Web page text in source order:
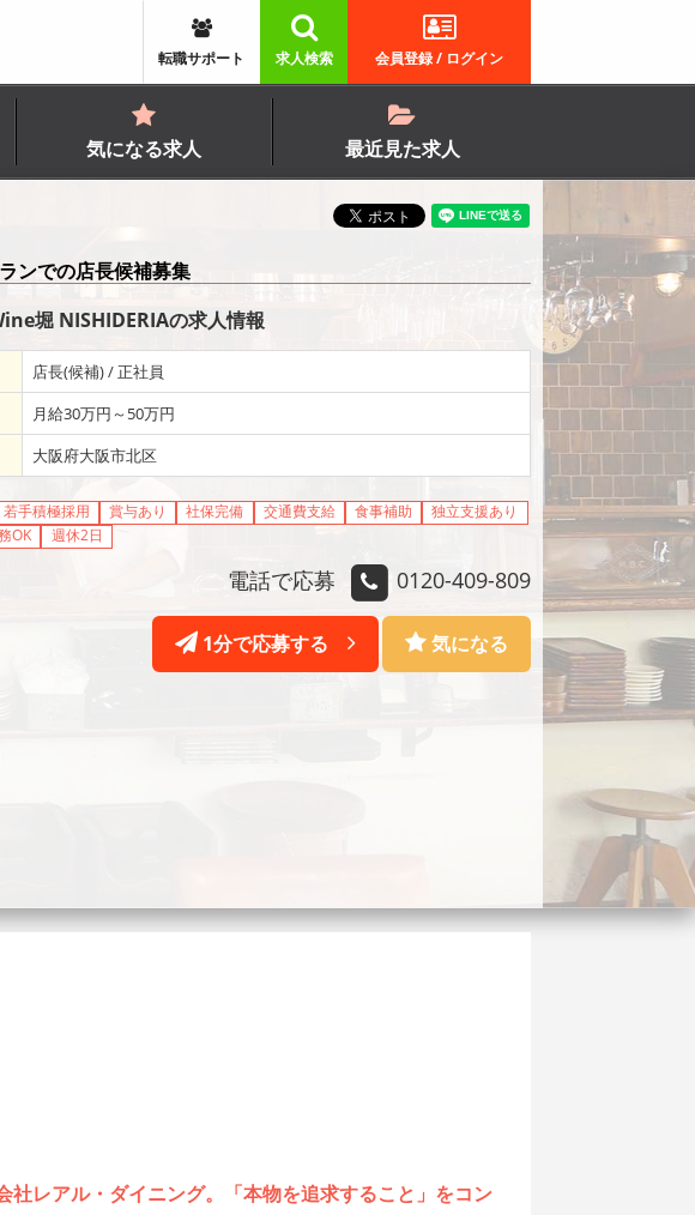
会員登録 / ログイン
求人検索
転職サポート
気になる求人 最近見た求人
堀 NISHIDERIAの求人情報
ンでの店長候補募集
店長(候補) / 正社員
月給30万円～50万円
大阪府大阪市北区
若手積極採用 賞与あり 社保完備 交通費支給 食事補助
独立支援あり
OK
週休2日
電話で応募 0120-409-809
1分で応募する 気になる
レアル・ダイニング。「本物を追求すること」をコン